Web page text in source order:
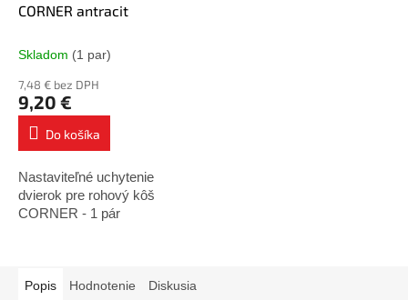
CORNER antracit
Skladom (1 par)
7,48 € bez DPH
9,20 €
Do košíka
Nastaviteľné uchytenie
dvierok pre rohový kôš
CORNER - 1 pár
Popis Hodnotenie Diskusia